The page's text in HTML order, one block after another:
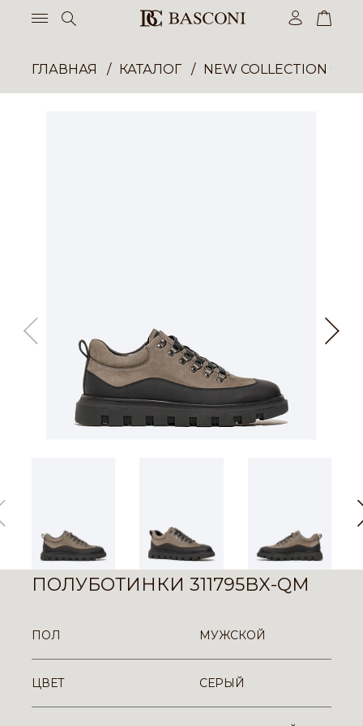
ГЛАВНАЯ КАТАЛОГ NEW COLLECTION
ПОЛУБОТИНКИ 311795BX-QM
ПОЛ МУЖСКОЙ
ЦВЕТ СЕРЫЙ